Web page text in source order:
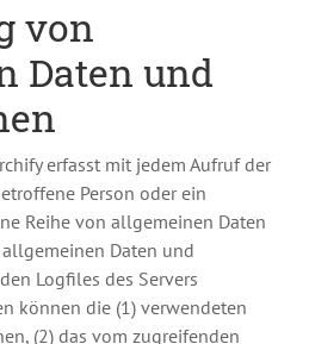
von
Daten und
erfasst mit jedem Aufruf der
Person oder ein
Reihe von allgemeinen Daten
Daten und
Logfiles des Servers
können die (1) verwendeten
(2) das vom zugreifenden